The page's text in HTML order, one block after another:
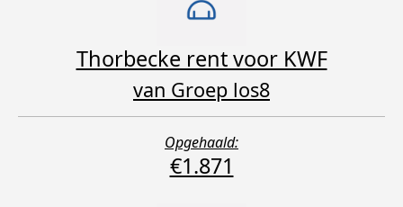
Thorbecke rent voor KWF
van Groep los8
Opgehaald:
€1.871